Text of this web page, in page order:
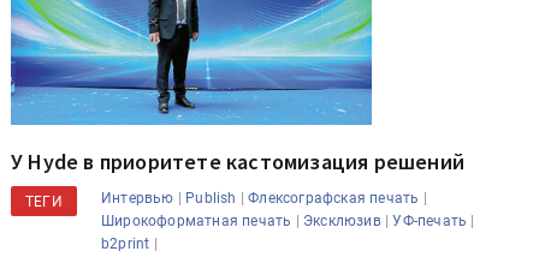
У Hyde в приоритете кастомизация решений
ТЕГИ Интервью | Publish |Флексографская печать |
Широкоформатная печать | Эксклюзив|УФ-печать |
b2print |